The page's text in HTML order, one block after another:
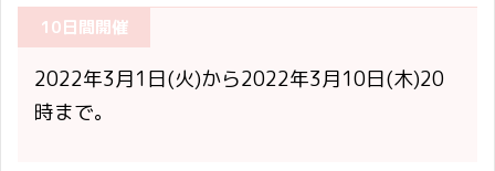
10日間開催
2022年3月1日(火)から2022年3月10日(木)20
時まで。